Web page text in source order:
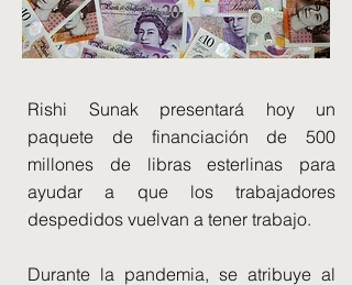
Rishi Sunak presentará hoy un
paquete de financiación de 500
millones de libras esterlinas para
ayudar a que los trabajadores
despedidos vuelvan a tener trabajo.
Durante la pandemia, se atribuye al